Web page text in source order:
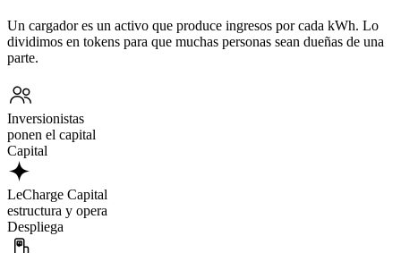
Un cargador es un activo que produce ingresos por cada kWh. Lo
dividimos en tokens para que muchas personas sean dueñas de una
parte.
Inversionistas
ponen el capital
Capital
LeCharge Capital
estructura y opera
Despliega